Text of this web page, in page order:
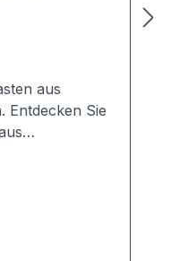
aus
Entdecken Sie